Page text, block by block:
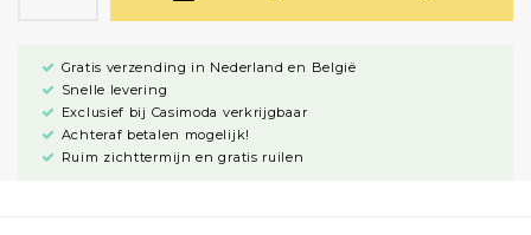
Gratis verzending in Nederland en België
Snelle levering
Exclusief bij Casimoda verkrijgbaar
Achteraf betalen mogelijk!
Ruim zichttermijn en gratis ruilen